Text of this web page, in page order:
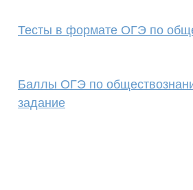
Тесты в формате ОГЭ по
Баллы ОГЭ по
задание